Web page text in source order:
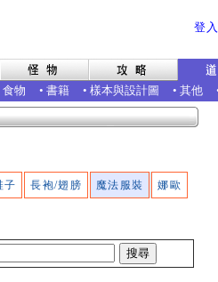
登入
食物 • 書籍 • 樣本與設計圖 • 其他
子 長袍/翅膀 魔法服裝 娜歐